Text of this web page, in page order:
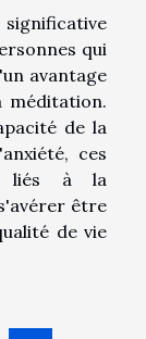
qui
avantage
méditation.
de la
ces
liés à la
être
de vie